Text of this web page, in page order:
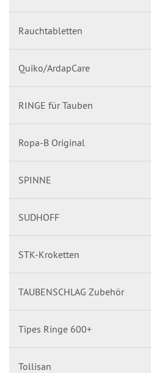
Rauchtabletten
Quiko/ArdapCare
RINGE für Tauben
Ropa-B Original
SPINNE
SUDHOFF
STK-Kroketten
TAUBENSCHLAG Zubehör
Tipes Ringe 600+
Tollisan